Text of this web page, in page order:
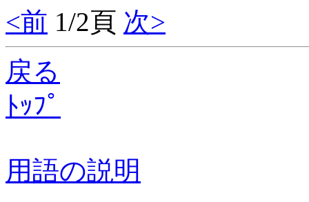
<前 1/2頁 次>
戻る
ﾄｯﾌﾟ
用語の説明